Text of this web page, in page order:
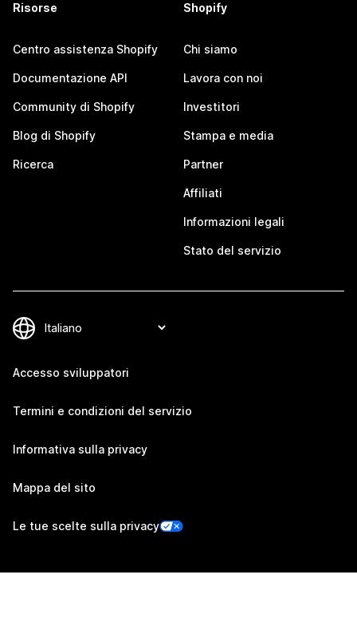
Risorse
Centro assistenza Shopify
Documentazione API
Community di Shopify
Blog di Shopify
Ricerca
Shopify
Chi siamo
Lavora con noi
Investitori
Stampa e media
Partner
Affiliati
Informazioni legali
Stato del servizio
Accesso sviluppatori
Termini e condizioni del servizio
Informativa sulla privacy
Mappa del sito
Le tue scelte sulla privacy